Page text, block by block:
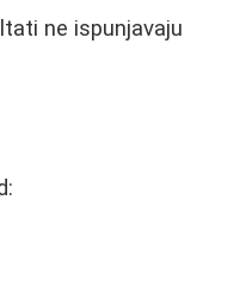
ne ispunjavaju